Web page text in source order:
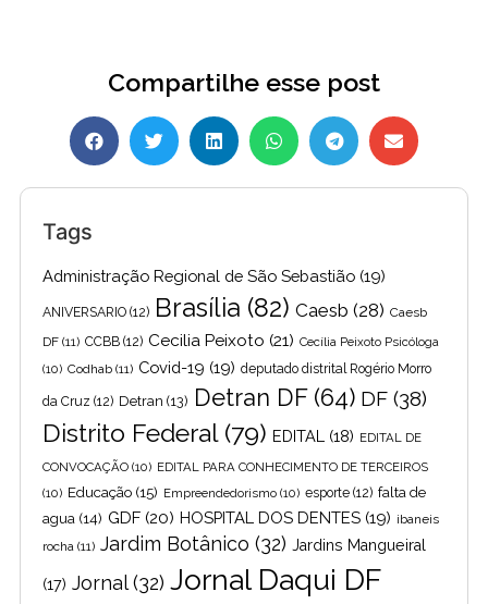
Compartilhe esse post
Tags
Administração Regional de São Sebastião (19)
ANIVERSARIO (12) Brasília (82) Caesb (28) Caesb
DF (11) CCBB (12) Cecilia Peixoto (21) Cecília Peixoto Psicóloga
(10) Codhab (11) Covid-19 (19) deputado distrital Rogério Morro
da Cruz (12) Detran (13) Detran DF(64) DF (38)
Distrito Federal(79) EDITAL (18) EDITAL DE
CONVOCAÇÃO (10) EDITAL PARA CONHECIMENTO DE TERCEIROS
(10) Educação (15) Empreendedorismo (10) esporte (12) falta de
agua (14) GDF (20) HOSPITAL DOS DENTES (19) ibaneis
rocha (11) Jardim Botânico (32) Jardins Mangueiral
(17) Jornal(32) Jornal Daqui DF